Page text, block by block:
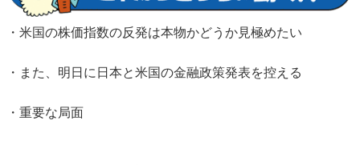
・米国の株価指数の反発は本物かどうか見極めたい
・また、明日に日本と米国の金融政策発表を控える
・重要な局面